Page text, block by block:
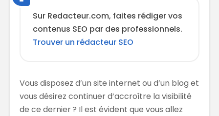
Sur Redacteur.com, faites rédiger vos
contenus SEO par des professionnels.
Trouver un rédacteur SEO
Vous disposez d’un site internet ou d’un blog et
vous désirez continuer d’accroître la visibilité
de ce dernier ? Il est évident que vous allez